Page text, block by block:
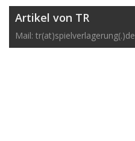
Artikel von TR
Mail: tr(at)spielverlagerung(.)de